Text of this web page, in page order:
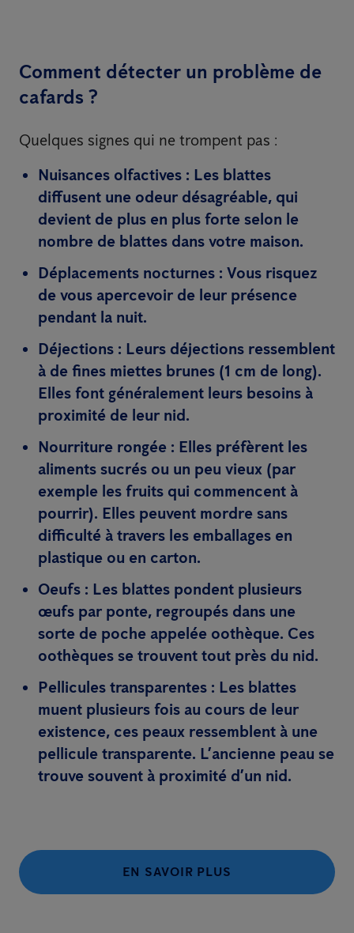
Comment détecter un problème de
cafards ?
Quelques signes qui ne trompent pas :
Nuisances olfactives : Les blattes
diffusent une odeur désagréable, qui
devient de plus en plus forte selon le
nombre de blattes dans votre maison.
Déplacements nocturnes : Vous risquez
de vous apercevoir de leur présence
pendant la nuit.
Déjections : Leurs déjections ressemblent
à de fines miettes brunes (1 cm de long).
Elles font généralement leurs besoins à
proximité de leur nid.
Nourriture rongée : Elles préfèrent les
aliments sucrés ou un peu vieux (par
exemple les fruits qui commencent à
pourrir). Elles peuvent mordre sans
difficulté à travers les emballages en
plastique ou en carton.
Oeufs : Les blattes pondent plusieurs
œufs par ponte, regroupés dans une
sorte de poche appelée oothèque. Ces
oothèques se trouvent tout près du nid.
Pellicules transparentes : Les blattes
muent plusieurs fois au cours de leur
existence, ces peaux ressemblent à une
pellicule transparente. L’ancienne peau se
trouve souvent à proximité d’un nid.
EN SAVOIR PLUS